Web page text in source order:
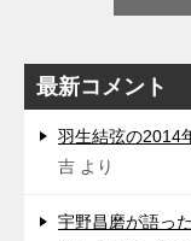
最新コメント
羽生結弦の
吉 より
宇野昌磨が語っ